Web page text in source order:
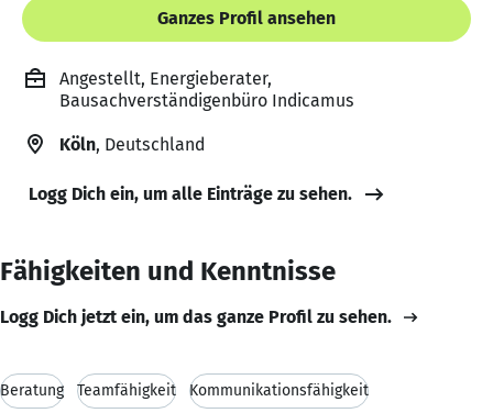
Ganzes Profil ansehen
Angestellt, Energieberater,
Bausachverständigenbüro Indicamus
Köln, Deutschland
Logg Dich ein, um alle Einträge zu sehen.
Fähigkeiten und Kenntnisse
Logg Dich jetzt ein, um das ganze Profil zu sehen.
Beratung Teamfähigkeit Kommunikationsfähigkeit